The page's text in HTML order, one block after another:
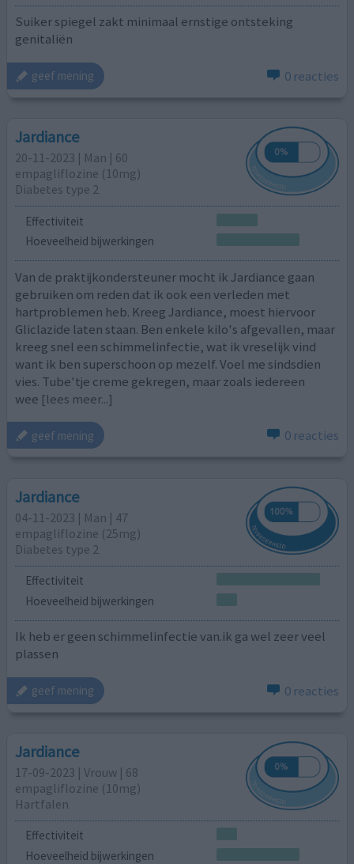
Suiker spiegel zakt minimaal ernstige ontsteking
genitaliën
geef mening 0 reacties
Jardiance
20-11-2023 | Man | 60
empagliflozine (10mg)
Diabetes type 2
Effectiviteit
Hoeveelheid bijwerkingen
Van de praktijkondersteuner mocht ik Jardiance gaan
gebruiken om reden dat ik ook een verleden met
hartproblemen heb. Kreeg Jardiance, moest hiervoor
Gliclazide laten staan. Ben enkele kilo's afgevallen, maar
kreeg snel een schimmelinfectie, wat ik vreselijk vind
want ik ben superschoon op mezelf. Voel me sindsdien
vies. Tube'tje creme gekregen, maar zoals iedereen
wee [lees meer...]
geef mening 0 reacties
Jardiance
04-11-2023 | Man | 47
empagliflozine (25mg)
Diabetes type 2
Effectiviteit
Hoeveelheid bijwerkingen
Ik heb er geen schimmelinfectie van.ik ga wel zeer veel
plassen
geef mening 0 reacties
Jardiance
17-09-2023 | Vrouw | 68
empagliflozine (10mg)
Hartfalen
Effectiviteit
Hoeveelheid bijwerkingen